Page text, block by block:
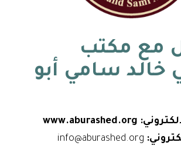
مع مكتب
خالد سامي أبو
www.aburashed.org